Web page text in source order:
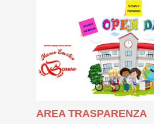
AREA TRASPARENZA